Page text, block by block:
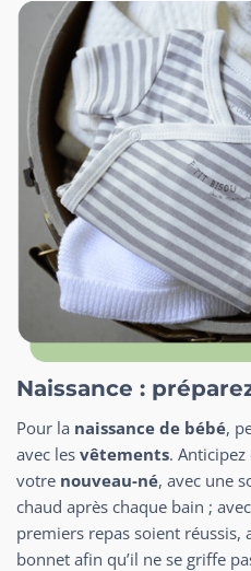
Naissance :
Pour la naissance de bébé,
avec les vêtements.
votre nouveau-né, avec une
chaud après chaque bain ;
premiers repas soient réussis,
bonnet afin qu’il ne se griffe